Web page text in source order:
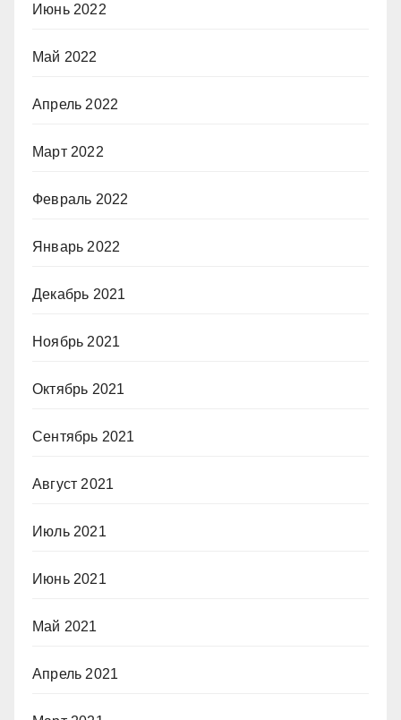
Июнь 2022
Май 2022
Апрель 2022
Март 2022
Февраль 2022
Январь 2022
Декабрь 2021
Ноябрь 2021
Октябрь 2021
Сентябрь 2021
Август 2021
Июль 2021
Июнь 2021
Май 2021
Апрель 2021